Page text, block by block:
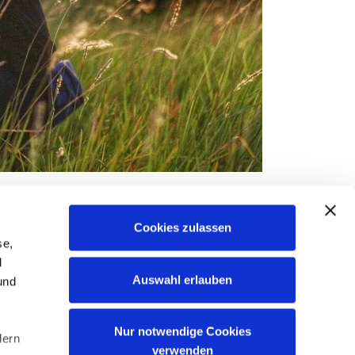
Cookies zulassen
Auswahl erlauben
Nur notwendige Cookies
verwenden